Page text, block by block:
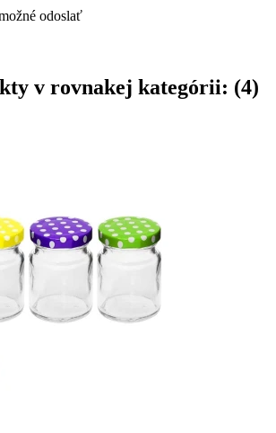
odoslať
v rovnakej kategórii: (4)